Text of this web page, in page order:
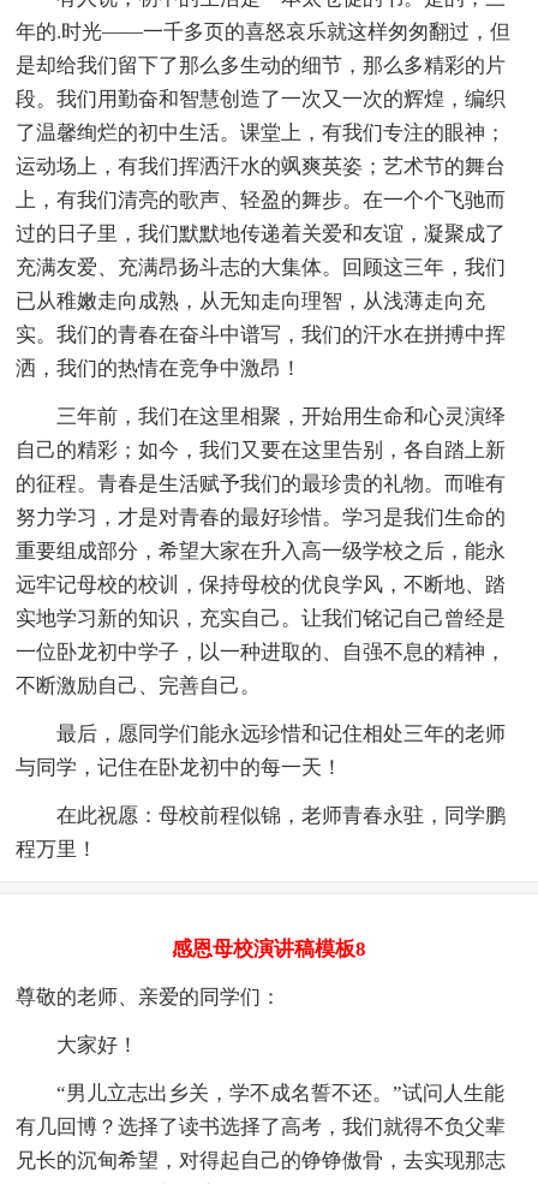
年的.时光——一千多页的喜怒哀乐就这样匆匆翻过，但
是却给我们留下了那么多生动的细节，那么多精彩的片
段。我们用勤奋和智慧创造了一次又一次的辉煌，编织
了温馨绚烂的初中生活。课堂上，有我们专注的眼神；
运动场上，有我们挥洒汗水的飒爽英姿；艺术节的舞台
上，有我们清亮的歌声、轻盈的舞步。在一个个飞驰而
过的日子里，我们默默地传递着关爱和友谊，凝聚成了
充满友爱、充满昂扬斗志的大集体。回顾这三年，我们
已从稚嫩走向成熟，从无知走向理智，从浅薄走向充
实。我们的青春在奋斗中谱写，我们的汗水在拼搏中挥
洒，我们的热情在竞争中激昂！
三年前，我们在这里相聚，开始用生命和心灵演绎
自己的精彩；如今，我们又要在这里告别，各自踏上新
的征程。青春是生活赋予我们的最珍贵的礼物。而唯有
努力学习，才是对青春的最好珍惜。学习是我们生命的
重要组成部分，希望大家在升入高一级学校之后，能永
远牢记母校的校训，保持母校的优良学风，不断地、踏
实地学习新的知识，充实自己。让我们铭记自己曾经是
一位卧龙初中学子，以一种进取的、自强不息的精神，
不断激励自己、完善自己。
最后，愿同学们能永远珍惜和记住相处三年的老师
与同学，记住在卧龙初中的每一天！
在此祝愿：母校前程似锦，老师青春永驻，同学鹏
程万里！
感恩母校演讲稿模板8
尊敬的老师、亲爱的同学们：
大家好！
“男儿立志出乡关，学不成名誓不还。”试问人生能
有几回博？选择了读书选择了高考，我们就得不负父辈
兄长的沉甸希望，对得起自己的铮铮傲骨，去实现那志